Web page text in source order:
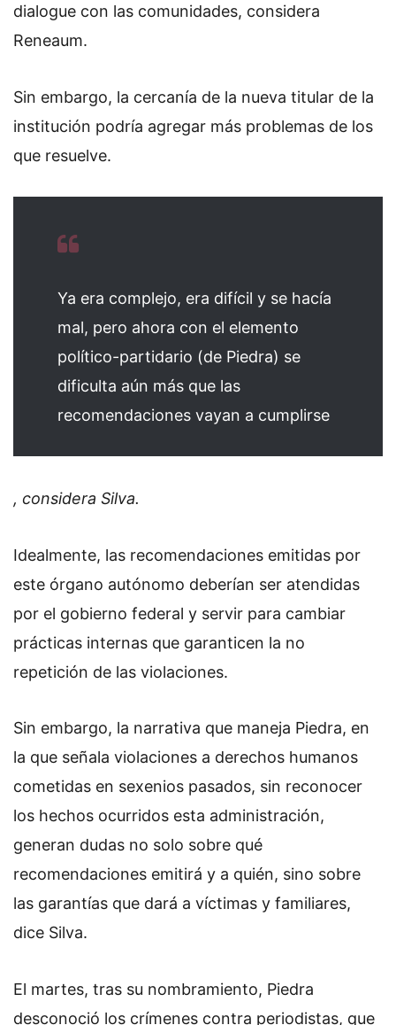
dialogue con las comunidades, considera
Reneaum.
Sin embargo, la cercanía de la nueva titular de la
institución podría agregar más problemas de los
que resuelve.
Ya era complejo, era difícil y se hacía
mal, pero ahora con el elemento
político-partidario (de Piedra) se
dificulta aún más que las
recomendaciones vayan a cumplirse
, considera Silva.
Idealmente, las recomendaciones emitidas por
este órgano autónomo deberían ser atendidas
por el gobierno federal y servir para cambiar
prácticas internas que garanticen la no
repetición de las violaciones.
Sin embargo, la narrativa que maneja Piedra, en
la que señala violaciones a derechos humanos
cometidas en sexenios pasados, sin reconocer
los hechos ocurridos esta administración,
generan dudas no solo sobre qué
recomendaciones emitirá y a quién, sino sobre
las garantías que dará a víctimas y familiares,
dice Silva.
El martes, tras su nombramiento, Piedra
desconoció los crímenes contra periodistas, que